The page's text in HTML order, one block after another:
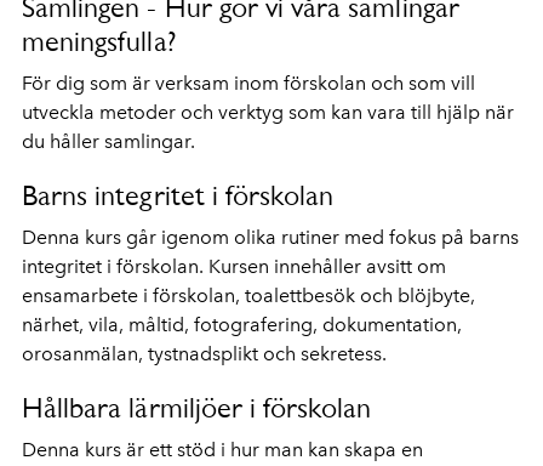
Samlingen - Hur gör vi våra samlingar
meningsfulla?
För dig som är verksam inom förskolan och som vill
utveckla metoder och verktyg som kan vara till hjälp när
du håller samlingar.
Barns integritet i förskolan
Denna kurs går igenom olika rutiner med fokus på barns
integritet i förskolan. Kursen innehåller avsitt om
ensamarbete i förskolan, toalettbesök och blöjbyte,
närhet, vila, måltid, fotografering, dokumentation,
orosanmälan, tystnadsplikt och sekretess.
Hållbara lärmiljöer i förskolan
Denna kurs är ett stöd i hur man kan skapa en